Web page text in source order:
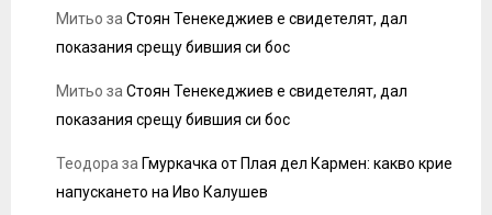
Митьо за Стоян Тенекеджиев е свидетелят, дал
показания срещу бившия си бос
Митьо за Стоян Тенекеджиев е свидетелят, дал
показания срещу бившия си бос
Теодора за Гмуркачка от Плая дел Кармен: какво крие
напускането на Иво Калушев